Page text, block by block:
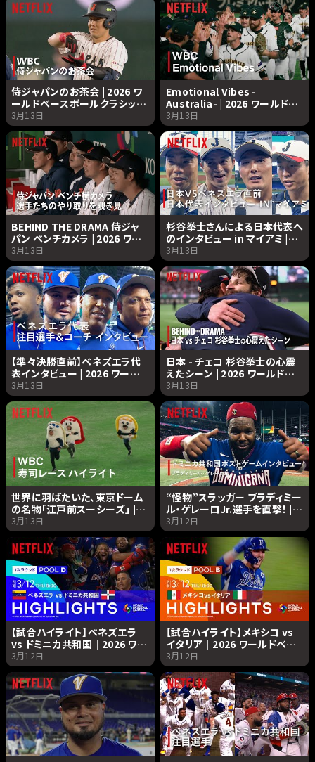
侍ジャパンのお茶会 | 2026 ワ
ールドベースボールクラシック
| Netflix Japan
3月13日
Emotional Vibes -
Australia- | 2026 ワールドベ
ースボールクラシック |
Netflix Japan
3月13日
BEHIND THE DRAMA 侍ジャ
パン ベンチカメラ | 2026 ワー
ルドベースボールクラシック |
Netflix Japan
3月13日
杉谷拳士さんによる日本代表へ
のインタビュー in マイアミ |
2026 ワールドベースボールク
ラシック | Netflix Japan
3月13日
【準々決勝直前】ベネズエラ代
表インタビュー | 2026 ワールド
ベースボールクラシック |
Netflix Japan
3月13日
日本 - チェコ 杉谷拳士の心震
えたシーン | 2026 ワールドベ
ースボールクラシック |
Netflix Japan
3月13日
世界に羽ばたいた、東京ドーム
の名物「江戸前スーシーズ」 |
2026 ワールドベースボールク
ラシック | Netflix Japan
3月13日
“怪物”スラッガー ブラディミー
ル・ゲレーロJr.選手を直撃！ |
2026 ワールドベースボールク
ラシック | Netflix Japan
3月12日
【試合ハイライト】ベネズエラ
vs ドミニカ共和国｜2026 ワー
ルドベースボールクラシック |
Netflix Japan
3月12日
【試合ハイライト】メキシコ vs
イタリア｜2026 ワールドベー
スボールクラシック | Netflix
Japan
3月12日